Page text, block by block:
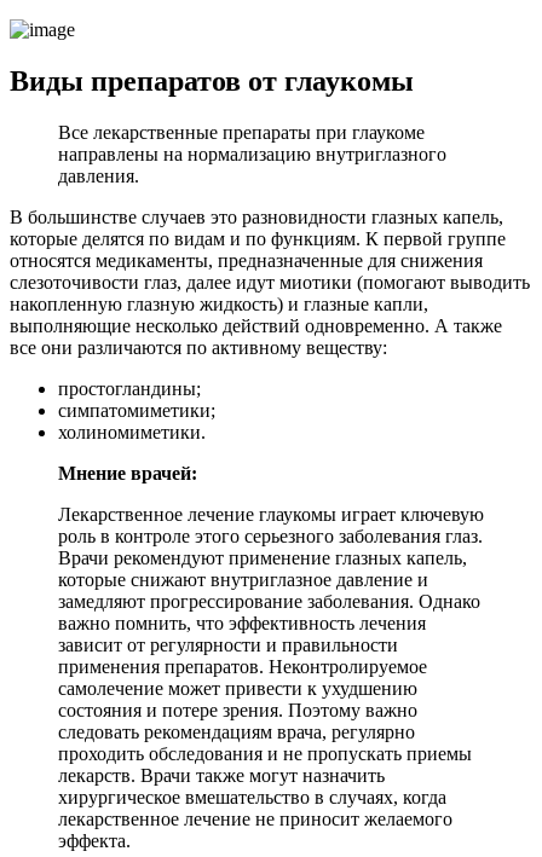
Виды препаратов от глаукомы
Все лекарственные препараты при глаукоме
направлены на нормализацию внутриглазного
давления.
В большинстве случаев это разновидности глазных капель,
которые делятся по видам и по функциям. К первой группе
относятся медикаменты, предназначенные для снижения
слезоточивости глаз, далее идут миотики (помогают выводить
накопленную глазную жидкость) и глазные капли,
выполняющие несколько действий одновременно. А также
все они различаются по активному веществу:
простогландины;
симпатомиметики;
холиномиметики.
Мнение врачей:
Лекарственное лечение глаукомы играет ключевую
роль в контроле этого серьезного заболевания глаз.
Врачи рекомендуют применение глазных капель,
которые снижают внутриглазное давление и
замедляют прогрессирование заболевания. Однако
важно помнить, что эффективность лечения
зависит от регулярности и правильности
применения препаратов. Неконтролируемое
самолечение может привести к ухудшению
состояния и потере зрения. Поэтому важно
следовать рекомендациям врача, регулярно
проходить обследования и не пропускать приемы
лекарств. Врачи также могут назначить
хирургическое вмешательство в случаях, когда
лекарственное лечение не приносит желаемого
эффекта.